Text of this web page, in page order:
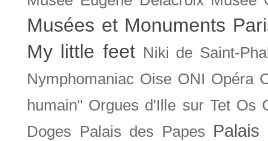
Musées et Monuments
My little feet Niki de Saint-
Nymphomaniac Oise ONI Opéra
humain" Orgues d'Ille sur Tet Os
Doges
Palais des Papes Palais